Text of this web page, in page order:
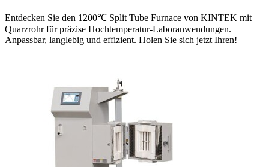
Entdecken Sie den 1200℃ Split Tube Furnace von KINTEK mit
Quarzrohr für präzise Hochtemperatur-Laboranwendungen.
Anpassbar, langlebig und effizient. Holen Sie sich jetzt Ihren!